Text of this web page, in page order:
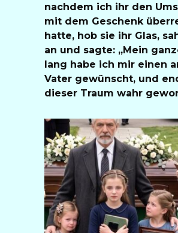
nachdem ich ihr den
mit dem Geschenk
hatte, hob sie ihr Glas,
an und sagte: „Mein
lang habe ich mir einen
Vater gewünscht, und
dieser Traum wahr